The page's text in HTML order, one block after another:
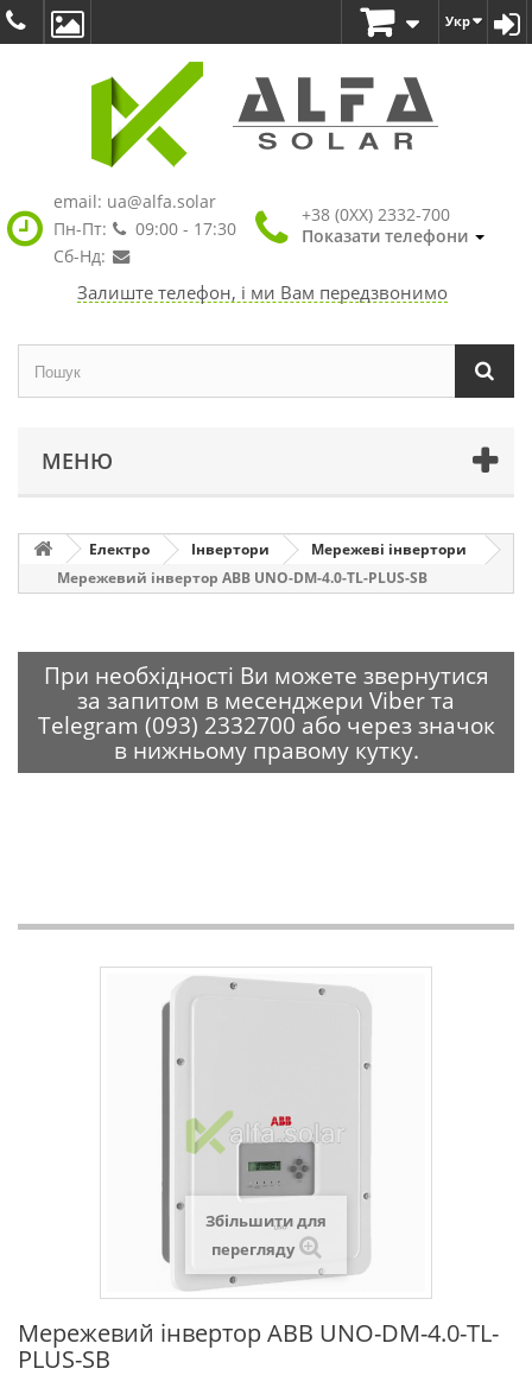
Укр
email: ua@alfa.solar
Пн-Пт:
09:00 - 17:30
Сб-Нд:
+38 (0XX) 2332-700
Показати телефони
Залиште телефон, і ми Вам передзвонимо
МЕНЮ
Електро Інвертори
Мережеві інвертори
Мережевий інвертор ABB UNO-DM-4.0-TL-PLUS-SB
При необхідності Ви можете звернутися
за запитом в месенджери Viber та
Telegram (093) 2332700 або через значок
в нижньому правому кутку.
Збільшити для
перегляду
Мережевий інвертор ABB UNO-DM-4.0-TL-
PLUS-SB